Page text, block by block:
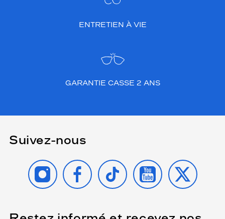
ENTRETIEN À VIE
GARANTIE CASSE 2 ANS
Suivez-nous
INSTAGRAMFACEBOOK
TIKTOK YOUTUBE
X
(Ce